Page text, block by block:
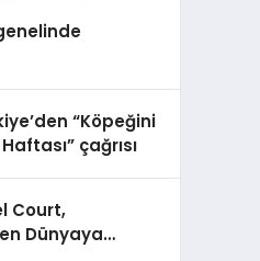
“Köpeğini
çağrısı
Court,
Dünyaya